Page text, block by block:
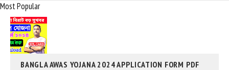
Most Popular
BANGLA AWAS YOJANA 2024 APPLICATION FORM PDF